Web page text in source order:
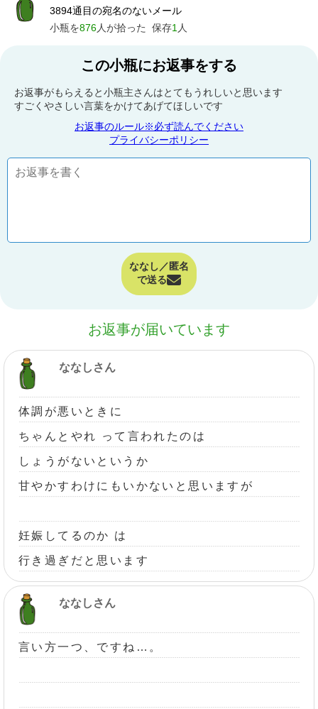
3894通目の宛名のないメール
小瓶を876 人が拾った 保存1 人
この小瓶にお返事をする
お返事がもらえると小瓶主さんはとてもうれしいと思います
すごくやさしい言葉をかけてあげてほしいです
お返事のルール※必ず読んでください
プライバシーポリシー
ななし／匿名
で送る
お返事が届いています
ななしさん
体調が悪いときに
ちゃんとやれ って言われたのは
しょうがないというか
甘やかすわけにもいかないと思いますが
妊娠してるのか は
行き過ぎだと思います
ななしさん
言い方一つ、ですね…。